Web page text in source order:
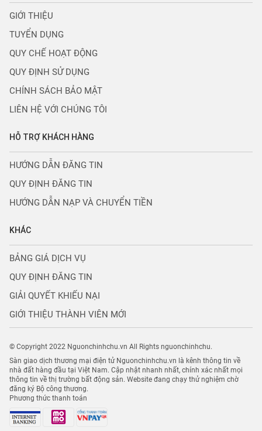
GIỚI THIỆU
TUYỂN DỤNG
QUY CHẾ HOẠT ĐỘNG
QUY ĐỊNH SỬ DỤNG
CHÍNH SÁCH BẢO MẬT
LIÊN HỆ VỚI CHÚNG TÔI
HỖ TRỢ KHÁCH HÀNG
HƯỚNG DẪN ĐĂNG TIN
QUY ĐỊNH ĐĂNG TIN
HƯỚNG DẪN NẠP VÀ CHUYỂN TIỀN
KHÁC
BẢNG GIÁ DỊCH VỤ
QUY ĐỊNH ĐĂNG TIN
GIẢI QUYẾT KHIẾU NẠI
GIỚI THIỆU THÀNH VIÊN MỚI
© Copyright 2022 Nguonchinhchu.vn All Rights nguonchinhchu.
Sàn giao dịch thương mại điện tử Nguonchinhchu.vn là kênh thông tin về
nhà đất hàng đầu tại Việt Nam. Cập nhật nhanh nhất, chính xác nhất mọi
thông tin về thị trường bất động sản. Website đang chạy thử nghiệm chờ
đăng ký Bộ công thương.
Phương thức thanh toán